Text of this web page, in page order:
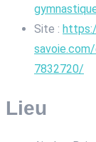
Site :
7832720/
Lieu